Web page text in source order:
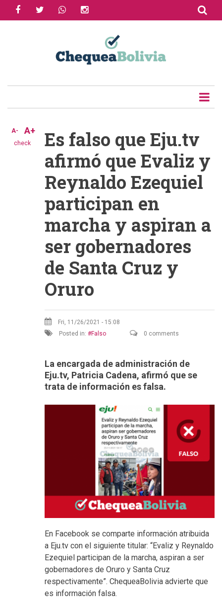
facebooktwitter whatsapp
check
A- A+
Es falso que Eju.tv
afirmó que Evaliz y
Reynaldo Ezequiel
participan en
marcha y aspiran a
ser gobernadores
de Santa Cruz y
Oruro
Fri, 11/26/2021 - 15:08
Posted in:
Falso 0 comments
La encargada de administración de
Eju.tv, Patricia Cadena, afirmó que se
trata de información es falsa.
En Facebook se comparte información atribuida
a Eju.tv con el siguiente titular: “Evaliz y Reynaldo
Ezequiel participan de la marcha, aspiran a ser
gobernadores de Oruro y Santa Cruz
respectivamente”. ChequeaBolivia advierte que
es información falsa.